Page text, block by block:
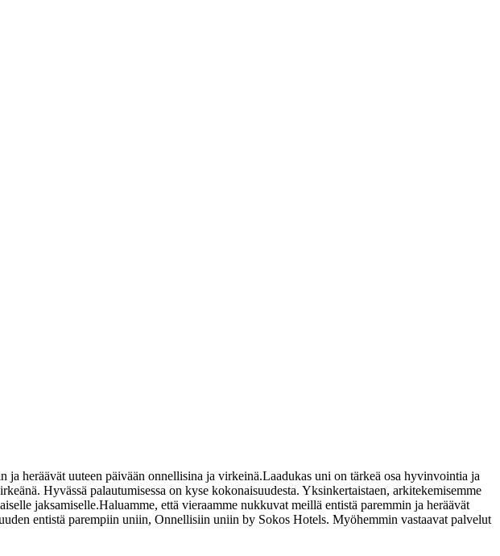
ja heräävät uuteen päivään onnellisina ja virkeinä.Laadukas uni on tärkeä osa hyvinvointia ja
Hyvässä palautumisessa on kyse kokonaisuudesta. Yksinkertaistaen, arkitekemisemme
jaksamiselle.Haluamme, että vieraamme nukkuvat meillä entistä paremmin ja heräävät
entistä parempiin uniin, Onnellisiin uniin by Sokos Hotels. Myöhemmin vastaavat palvelut